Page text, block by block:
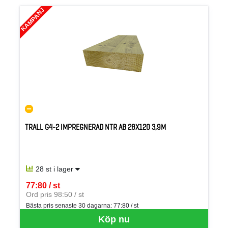
KAMPANJ
TRALL G4-2 IMPREGNERAD NTR AB 28X120 3,9M
28 st i lager
Köp nu
77:80 / st
SEK per ST
Ord pris 98:50 / st
Bästa pris senaste 30 dagarna: 77:80 / st